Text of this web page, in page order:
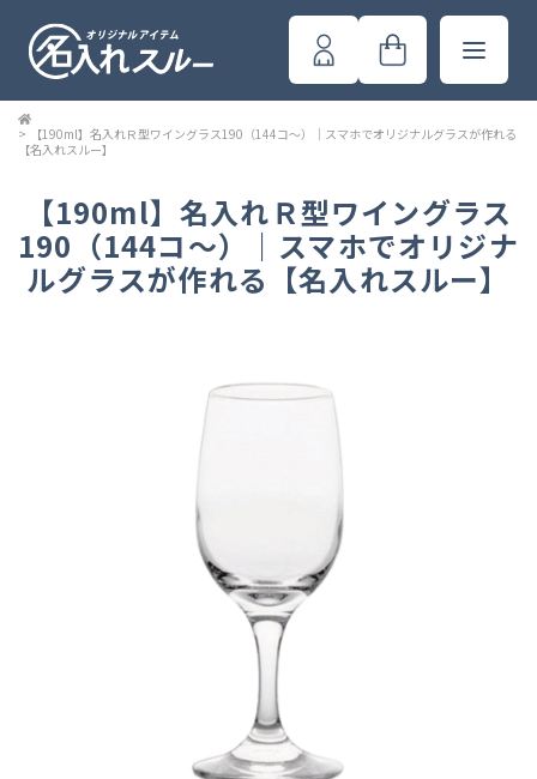
>
【190ml】名入れＲ型ワイングラス190（144コ～）｜スマホでオリジナルグラスが作れる
【名入れスルー】
【190ml】名入れＲ型ワイングラス
190（144コ～）｜スマホでオリジナ
ルグラスが作れる【名入れスルー】